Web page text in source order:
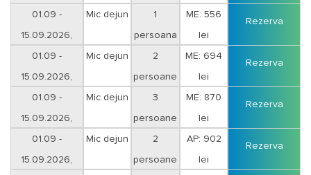
01.09 -
15.09.2026,
Mic dejun 1
persoana
ME: 556
lei
Rezerva
01.09 -
15.09.2026,
Mic dejun 2
persoane
ME: 694
lei
Rezerva
01.09 -
15.09.2026,
Mic dejun 3
persoane
ME: 870
lei
Rezerva
01.09 -
15.09.2026,
Mic dejun 2
persoane
AP: 902
lei
Rezerva